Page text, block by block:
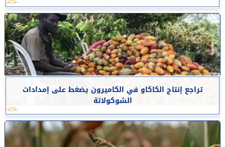
تراجع إنتاج الكاكاو في الكاميرون يضغط على إمدادات
الشوكولاتة